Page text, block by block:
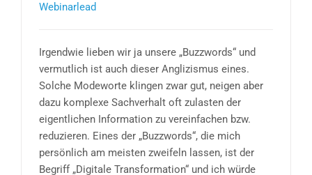
Webinarlead
Irgendwie lieben wir ja unsere „Buzzwords“ und
vermutlich ist auch dieser Anglizismus eines.
Solche Modeworte klingen zwar gut, neigen aber
dazu komplexe Sachverhalt oft zulasten der
eigentlichen Information zu vereinfachen bzw.
reduzieren. Eines der „Buzzwords“, die mich
persönlich am meisten zweifeln lassen, ist der
Begriff „Digitale Transformation“ und ich würde